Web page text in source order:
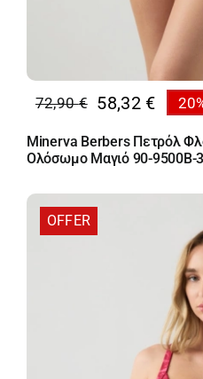
72,90€
Original
price
was:
58,32 €
Η
τρέχουσα
τιμή
58,32 €.
Minerva Berbers Πετρόλ
Ολόσωμο Μαγιό 90-9500B-
OFFER